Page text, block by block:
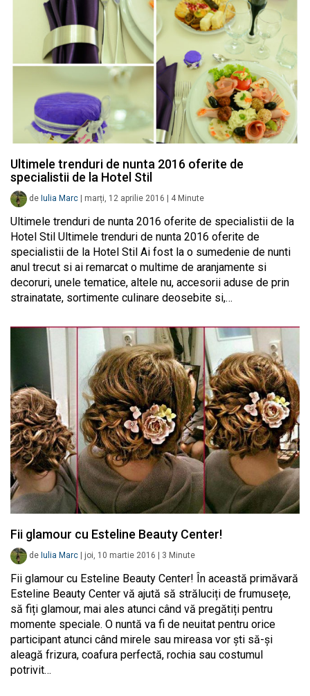
Ultimele trenduri de nunta 2016 oferite de
specialistii de la Hotel Stil
de Iulia Marc marți, 12 aprilie 2016 4 Minute
Ultimele trenduri de nunta 2016 oferite de specialistii de la
Hotel Stil Ultimele trenduri de nunta 2016 oferite de
specialistii de la Hotel Stil Ai fost la o sumedenie de nunti
anul trecut si ai remarcat o multime de aranjamente si
decoruri, unele tematice, altele nu, accesorii aduse de prin
strainatate, sortimente culinare deosebite si,…
Fii glamour cu Esteline Beauty Center!
de Iulia Marc joi, 10 martie 2016 3 Minute
Fii glamour cu Esteline Beauty Center! În această primăvară
Esteline Beauty Center vă ajută să străluciți de frumusețe,
să fiți glamour, mai ales atunci când vă pregătiți pentru
momente speciale. O nuntă va fi de neuitat pentru orice
participant atunci când mirele sau mireasa vor ști să-și
aleagă frizura, coafura perfectă, rochia sau costumul
potrivit…